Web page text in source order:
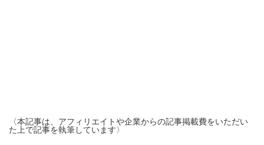
〈本記事は、アフィリエイトや企業からの記事掲載費をいただい
た上で記事を執筆しています〉